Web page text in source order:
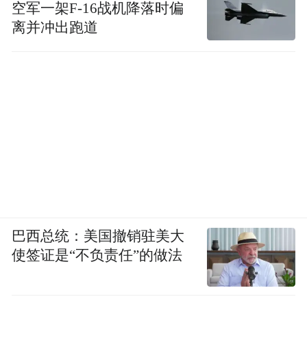
空军一架F-16战机降落时偏
离并冲出跑道
巴西总统：美国撤销驻美大
使签证是“不负责任”的做法